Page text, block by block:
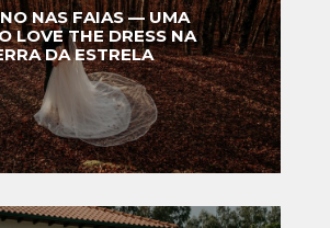
NAS FAIAS — UMA
LOVE THE DRESS NA
DA ESTRELA